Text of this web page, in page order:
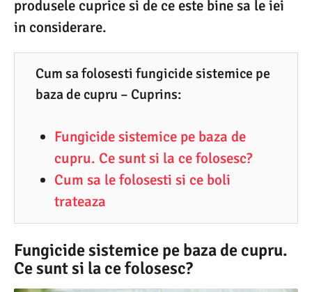
6
.
0
produsele cuprice si de ce este bine sa le iei
in considerare.
Cum sa folosesti fungicide sistemice pe
baza de cupru – Cuprins:
Fungicide sistemice pe baza de
cupru. Ce sunt si la ce folosesc?
Cum sa le folosesti si ce boli
trateaza
Fungicide sistemice pe baza de cupru.
Ce sunt si la ce folosesc?